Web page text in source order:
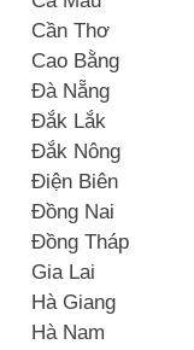
Cần Thơ
Cao Bằng
Đà Nẵng
Đắk Lắk
Đắk Nông
Điện Biên
Đồng Nai
Đồng Tháp
Gia Lai
Hà Giang
Hà Nam